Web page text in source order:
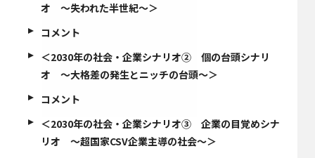
オ ～失われた半世紀～＞
コメント
＜2030年の社会・企業シナリオ② 個の台頭シナリ
オ ～大格差の発生とニッチの台頭～＞
コメント
＜2030年の社会・企業シナリオ③ 企業の目覚めシナ
リオ ～超国家CSV企業主導の社会〜＞